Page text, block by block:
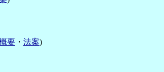
要 ・ 法案)